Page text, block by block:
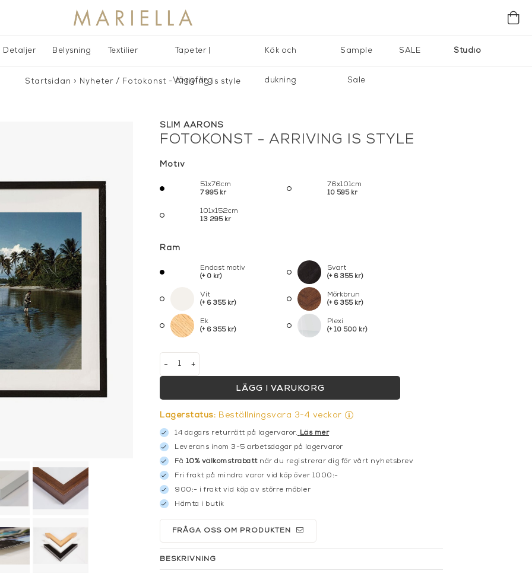
Studio
Detaljer Belysning Textilier Tapeter |
Väggfärg
Kök och
dukning
Sample
Sale
SALE
Startsidan > Nyheter / Fotokonst - Arriving is style
SLIM AARONS
FOTOKONST - ARRIVING IS STYLE
Motiv
51x76cm
7 995 kr
76x101cm
10 595 kr
101x152cm
13 295 kr
Ram
Endast motiv
(+ 0 kr)
Svart
(+ 6 355 kr)
Vit
(+ 6 355 kr)
Mörkbrun
(+ 6 355 kr)
Ek
(+ 6 355 kr)
Plexi
(+ 10 500 kr)
+
-
LÄGG I VARUKORG
Lagerstatus: Beställningsvara 3-4 veckor
14 dagars returrätt på lagervaror. Läs mer
Leverans inom 3-5 arbetsdagar på lagervaror
Få 10% välkomstrabattnär du registrerar dig för vårt nyhetsbrev
Fri frakt på mindra varor vid köp över 1000:-
900:- i frakt vid köp av större möbler
Hämta i butik
FRÅGA OSS OM PRODUKTEN
BESKRIVNING